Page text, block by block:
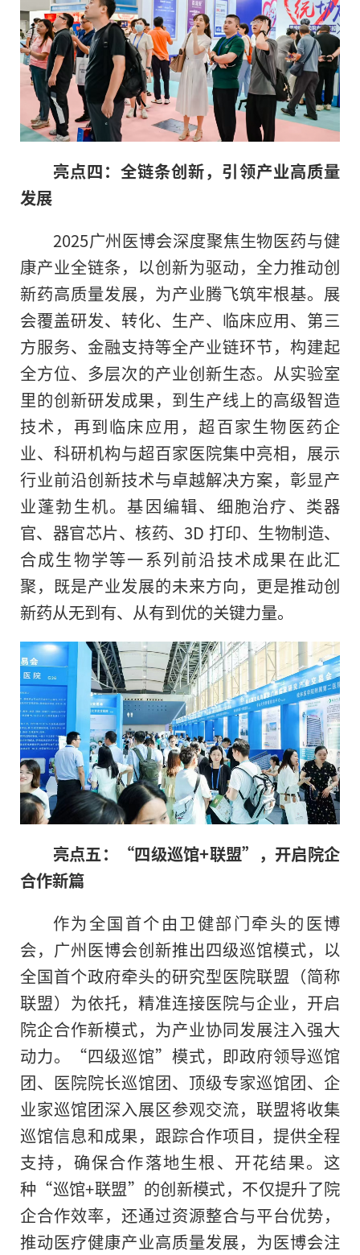
亮点四：全链条创新，引领产业高质量
发展
2025广州医博会深度聚焦生物医药与健
康产业全链条，以创新为驱动，全力推动创
新药高质量发展，为产业腾飞筑牢根基。展
会覆盖研发、转化、生产、临床应用、第三
方服务、金融支持等全产业链环节，构建起
全方位、多层次的产业创新生态。从实验室
里的创新研发成果，到生产线上的高级智造
技术，再到临床应用，超百家生物医药企
业、科研机构与超百家医院集中亮相，展示
行业前沿创新技术与卓越解决方案，彰显产
业蓬勃生机。基因编辑、细胞治疗、类器
官、器官芯片、核药、3D 打印、生物制造、
合成生物学等一系列前沿技术成果在此汇
聚，既是产业发展的未来方向，更是推动创
新药从无到有、从有到优的关键力量。
亮点五：“四级巡馆+联盟”，开启院企
合作新篇
作为全国首个由卫健部门牵头的医博
会，广州医博会创新推出四级巡馆模式，以
全国首个政府牵头的研究型医院联盟（简称
联盟）为依托，精准连接医院与企业，开启
院企合作新模式，为产业协同发展注入强大
动力。“四级巡馆”模式，即政府领导巡馆
团、医院院长巡馆团、顶级专家巡馆团、企
业家巡馆团深入展区参观交流，联盟将收集
巡馆信息和成果，跟踪合作项目，提供全程
支持，确保合作落地生根、开花结果。这
种“巡馆+联盟”的创新模式，不仅提升了院
企合作效率，还通过资源整合与平台优势，
推动医疗健康产业高质量发展，为医博会注